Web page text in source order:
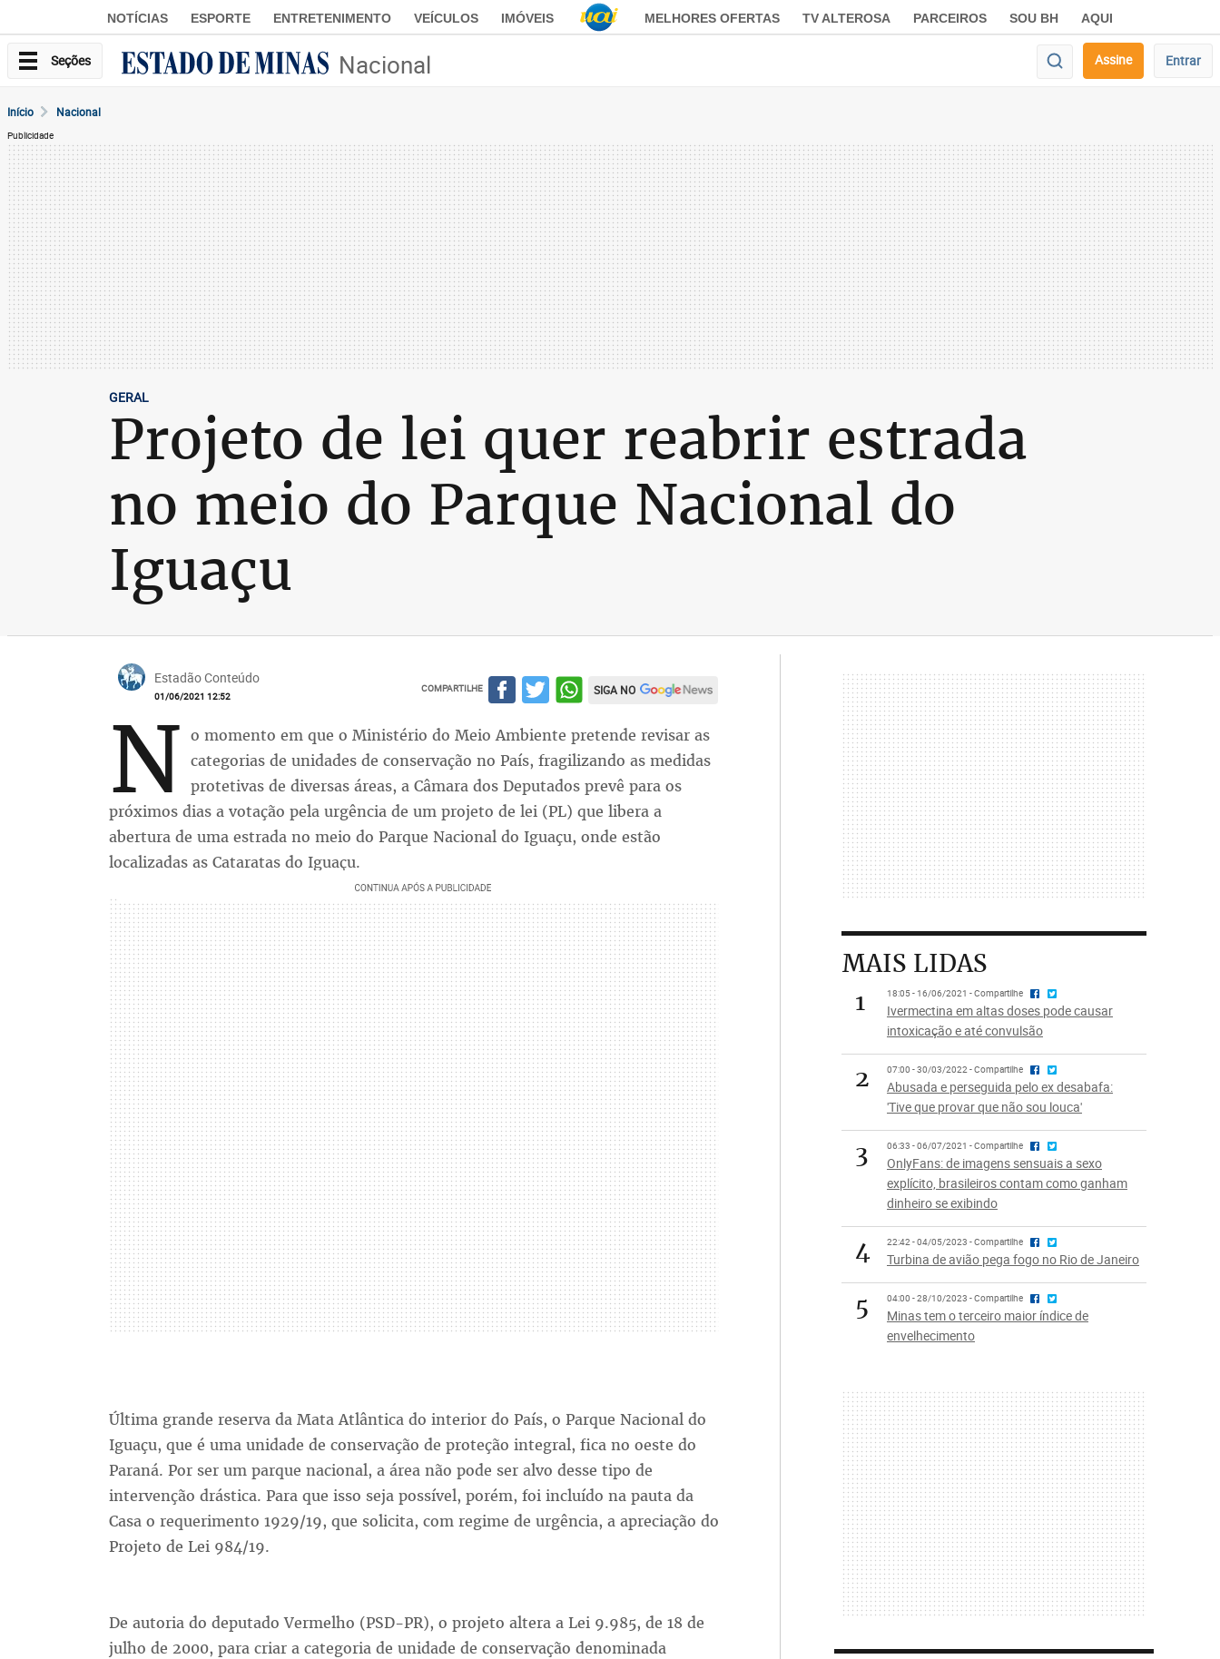
NOTÍCIAS ESPORTE ENTRETENIMENTO VEÍCULOS IMÓVEIS MELHORES OFERTAS TV ALTEROSA PARCEIROS SOU BH AQUI
Seções Nacional Assine Entrar
Início Nacional
Publicidade
GERAL
Projeto de lei quer reabrir estrada
no meio do Parque Nacional do
Iguaçu
Estadão Conteúdo
01/06/2021 12:52
COMPARTILHE SIGA NO
N o momento em que o Ministério do Meio Ambiente pretende revisar as
categorias de unidades de conservação no País, fragilizando as medidas
protetivas de diversas áreas, a Câmara dos Deputados prevê para os
próximos dias a votação pela urgência de um projeto de lei (PL) que libera a
abertura de uma estrada no meio do Parque Nacional do Iguaçu, onde estão
localizadas as Cataratas do Iguaçu.
Última grande reserva da Mata Atlântica do interior do País, o Parque Nacional do
Iguaçu, que é uma unidade de conservação de proteção integral, fica no oeste do
Paraná. Por ser um parque nacional, a área não pode ser alvo desse tipo de
intervenção drástica. Para que isso seja possível, porém, foi incluído na pauta da
Casa o requerimento 1929/19, que solicita, com regime de urgência, a apreciação do
Projeto de Lei 984/19.
De autoria do deputado Vermelho (PSD-PR), o projeto altera a Lei 9.985, de 18 de
julho de 2000, para criar a categoria de unidade de conservação denominada
MAIS LIDAS
1
18:05 - 16/06/2021 - Compartilhe
Ivermectina em altas doses pode causar
intoxicação e até convulsão
2 07:00 - 30/03/2022 - Compartilhe
Abusada e perseguida pelo ex desabafa:
'Tive que provar que não sou louca'
3 06:33 - 06/07/2021 - Compartilhe
OnlyFans: de imagens sensuais a sexo
explícito, brasileiros contam como ganham
dinheiro se exibindo
4 22:42 - 04/05/2023 - Compartilhe
Turbina de avião pega fogo no Rio de Janeiro
5 04:00 - 28/10/2023 - Compartilhe
Minas tem o terceiro maior índice de
envelhecimento